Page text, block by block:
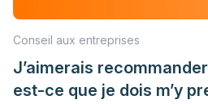
Conseil aux entreprises
J’aimerais
est-ce que je dois m’y